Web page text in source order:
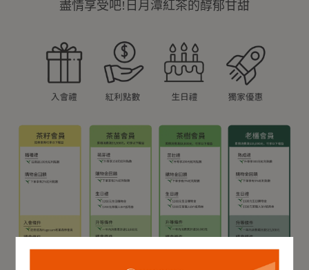
盡情享受吧!日月潭紅茶的醇郁甘甜